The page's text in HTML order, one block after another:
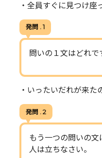
・全員すぐに見つけ座
発問 . 1
問いの１文はどれで
・いったいだれが来た
発問 . 2
もう一つの問いの
人は立ちなさい。